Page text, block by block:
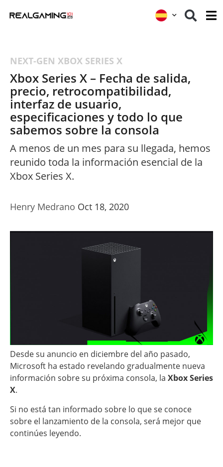
NEXT-GEN XBOX SERIES X
Xbox Series X – Fecha de salida,
precio, retrocompatibilidad,
interfaz de usuario,
especificaciones y todo lo que
sabemos sobre la consola
A menos de un mes para su llegada, hemos
reunido toda la información esencial de la
Xbox Series X.
Henry Medrano Oct 18, 2020
Desde su anuncio en diciembre del año pasado,
Microsoft ha estado revelando gradualmente nueva
información sobre su próxima consola, la Xbox Series
X.
Si no está tan informado sobre lo que se conoce
sobre el lanzamiento de la consola, será mejor que
continúes leyendo.